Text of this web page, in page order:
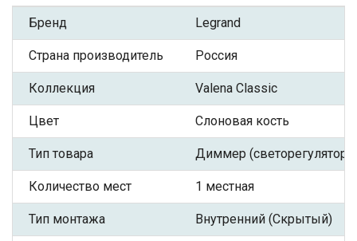
Бренд Legrand
Страна производитель Россия
Коллекция Valena Classic
Цвет Слоновая кость
Тип товара Диммер (светорегулятор)
Количество мест 1 местная
Тип монтажа Внутренний (Скрытый)